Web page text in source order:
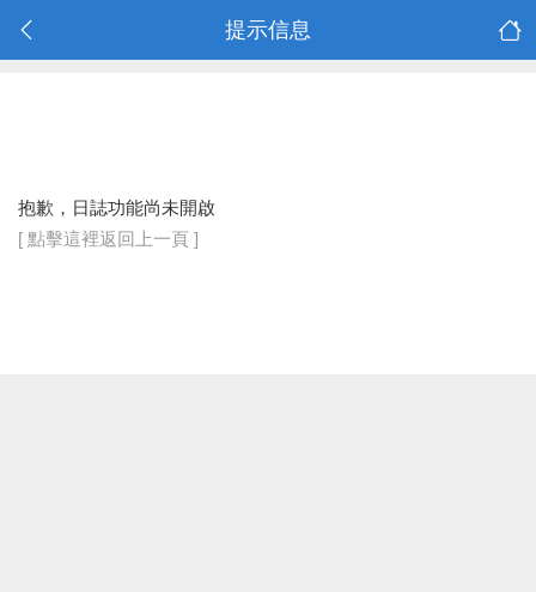
提示信息
抱歉，日誌功能尚未開啟
[ 點擊這裡返回上一頁 ]